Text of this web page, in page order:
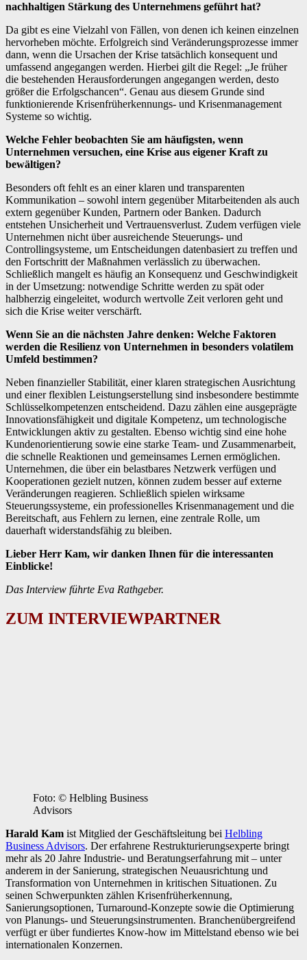
nachhaltigen Stärkung des Unternehmens geführt hat?
Da gibt es eine Vielzahl von Fällen, von denen ich keinen einzelnen
hervorheben möchte. Erfolgreich sind Veränderungsprozesse immer
dann, wenn die Ursachen der Krise tatsächlich konsequent und
umfassend angegangen werden. Hierbei gilt die Regel: „Je früher
die bestehenden Herausforderungen angegangen werden, desto
größer die Erfolgschancen“. Genau aus diesem Grunde sind
funktionierende Krisenfrüherkennungs- und Krisenmanagement
Systeme so wichtig.
Welche Fehler beobachten Sie am häufigsten, wenn
Unternehmen versuchen, eine Krise aus eigener Kraft zu
bewältigen?
Besonders oft fehlt es an einer klaren und transparenten
Kommunikation – sowohl intern gegenüber Mitarbeitenden als auch
extern gegenüber Kunden, Partnern oder Banken. Dadurch
entstehen Unsicherheit und Vertrauensverlust. Zudem verfügen viele
Unternehmen nicht über ausreichende Steuerungs- und
Controllingsysteme, um Entscheidungen datenbasiert zu treffen und
den Fortschritt der Maßnahmen verlässlich zu überwachen.
Schließlich mangelt es häufig an Konsequenz und Geschwindigkeit
in der Umsetzung: notwendige Schritte werden zu spät oder
halbherzig eingeleitet, wodurch wertvolle Zeit verloren geht und
sich die Krise weiter verschärft.
Wenn Sie an die nächsten Jahre denken: Welche Faktoren
werden die Resilienz von Unternehmen in besonders volatilem
Umfeld bestimmen?
Neben finanzieller Stabilität, einer klaren strategischen Ausrichtung
und einer flexiblen Leistungserstellung sind insbesondere bestimmte
Schlüsselkompetenzen entscheidend. Dazu zählen eine ausgeprägte
Innovationsfähigkeit und digitale Kompetenz, um technologische
Entwicklungen aktiv zu gestalten. Ebenso wichtig sind eine hohe
Kundenorientierung sowie eine starke Team- und Zusammenarbeit,
die schnelle Reaktionen und gemeinsames Lernen ermöglichen.
Unternehmen, die über ein belastbares Netzwerk verfügen und
Kooperationen gezielt nutzen, können zudem besser auf externe
Veränderungen reagieren. Schließlich spielen wirksame
Steuerungssysteme, ein professionelles Krisenmanagement und die
Bereitschaft, aus Fehlern zu lernen, eine zentrale Rolle, um
dauerhaft widerstandsfähig zu bleiben.
Lieber Herr Kam, wir danken Ihnen für die interessanten
Einblicke!
Das Interview führte Eva Rathgeber.
ZUM INTERVIEWPARTNER
Foto: © Helbling Business
Advisors
Harald Kam ist Mitglied der Geschäftsleitung bei Helbling
Business Advisors. Der erfahrene Restrukturierungsexperte bringt
mehr als 20 Jahre Industrie- und Beratungserfahrung mit – unter
anderem in der Sanierung, strategischen Neuausrichtung und
Transformation von Unternehmen in kritischen Situationen. Zu
seinen Schwerpunkten zählen Krisenfrüherkennung,
Sanierungsoptionen, Turnaround-Konzepte sowie die Optimierung
von Planungs- und Steuerungsinstrumenten. Branchenübergreifend
verfügt er über fundiertes Know-how im Mittelstand ebenso wie bei
internationalen Konzernen.